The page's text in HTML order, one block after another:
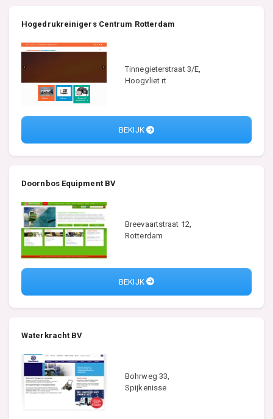
Hogedrukreinigers Centrum Rotterdam
Tinnegieterstraat 3/E,
Hoogvliet rt
BEKIJK
Doornbos Equipment BV
Breevaartstraat 12,
Rotterdam
BEKIJK
Waterkracht BV
Bohrweg 33,
Spijkenisse